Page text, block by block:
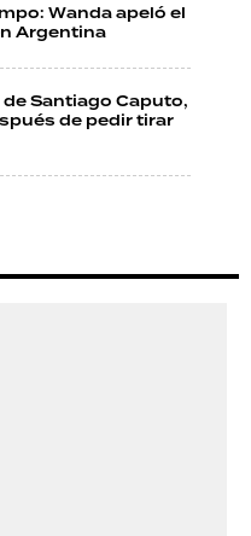
Wanda apeló el
Argentina
Santiago Caputo,
de pedir tirar